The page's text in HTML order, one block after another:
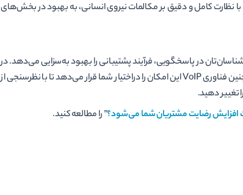
کامل و دقیق بر مکالمات نیروی انسانی، به بهبود در بخش‌های
بازبینی و باز طراحی فرآیند پاسخگویی اپراتورهای شما و همچنین افزایش توانمندی کارشناسان‌تان در پاسخگویی، فرآیند پشتیبانی را بهبود به‌سزایی می‎‌دهد. در
نتیجه بهبود فرآیند پشتیبانی افزایش رضایت مشتریان را به همراه خواهد داشت. همچنین فناوری VoIP این امکان را دراختیار شما قرار می‌دهد تا با نظرسنجی از
تغییر دهید.
رضایت مشتریان شما می‌شود؟” را مطالعه کنید.